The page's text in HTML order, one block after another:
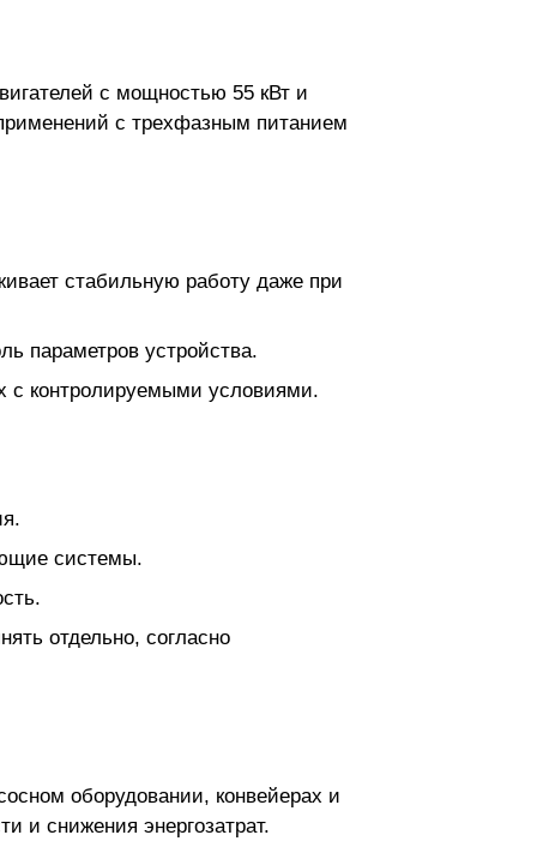
с мощностью 55 кВт и
с трехфазным питанием
стабильную работу даже при
параметров устройства.
с контролируемыми условиями.
системы.
отдельно, согласно
оборудовании, конвейерах и
и снижения энергозатрат.